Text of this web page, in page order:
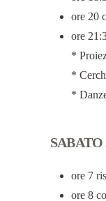
ore 20
ore
*
*
*
SABATO
ore 7
ore 8